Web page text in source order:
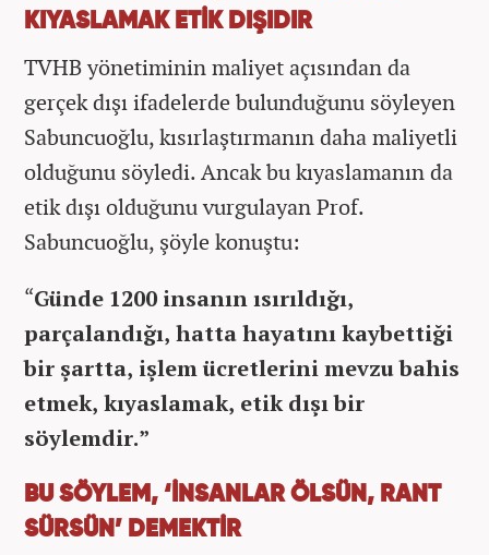
KIYASLAMAK ETİK DIŞIDIR
TVHB yönetiminin maliyet açısından da
gerçek dışı ifadelerde bulunduğunu söyleyen
Sabuncuoğlu, kısırlaştırmanın daha maliyetli
olduğunu söyledi. Ancak bu kıyaslamanın da
etik dışı olduğunu vurgulayan Prof.
Sabuncuoğlu, şöyle konuştu:
“Günde 1200 insanın ısırıldığı,
parçalandığı, hatta hayatını kaybettiği
bir şartta, işlem ücretlerini mevzu bahis
etmek, kıyaslamak, etik dışı bir
söylemdir.”
BU SÖYLEM, ‘İNSANLAR ÖLSÜN, RANT
SÜRSÜN’ DEMEKTİR